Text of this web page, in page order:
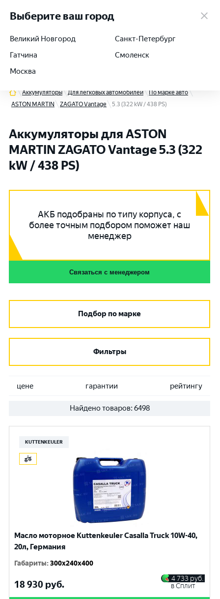
+7 (812) 564-54-91
Аккумуляторы Для легковых автомобилей
По марке авто
ASTON MARTIN
ZAGATO Vantage 5.3 (322 kW / 438 PS)
Аккумуляторы для ASTON
MARTIN ZAGATO Vantage 5.3 (322
kW / 438 PS)
АКБ подобраны по типу корпуса, с
более точным подбором поможет наш
менеджер
Связаться с менеджером
Подбор по марке
Фильтры
цене гарантии рейтингу
Найдено товаров: 6498
KUTTENKEULER
Масло моторное Kuttenkeuler Casalla Truck 10W-40,
20л, Германия
Габариты:300x240x400
18 930 руб.
4 733 руб.
в Сплит
Выберите ваш город
Великий Новгород
Гатчина
Москва
Санкт-Петербург
Смоленск